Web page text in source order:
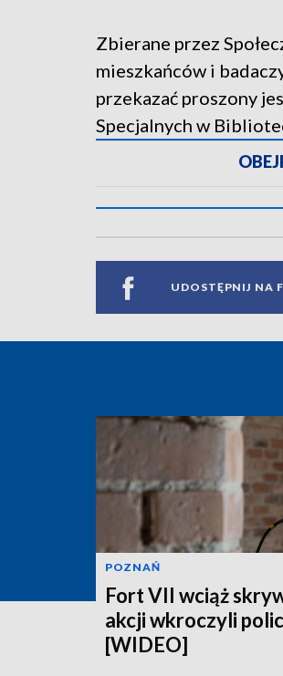
Zbierane przez
mieszkańców i
przekazać proszony
Specjalnych w
UDOSTĘPNIJ NA
POZNAŃ
Fort VII wciąż
akcji wkroczyli
[WIDEO]